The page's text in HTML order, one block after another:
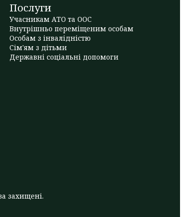
Послуги
Учасникам АТО та ООС
Внутрішньо переміщеним особам
Особам з інвалідністю
Сім'ям з дітьми
Державні соціальні допомоги
захищені.